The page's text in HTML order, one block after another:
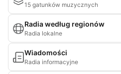
15 gatunków muzycznych
Radia według regionów
Radia lokalne
Wiadomości
Radia informacyjne